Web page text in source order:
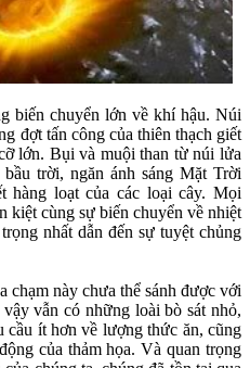
biến chuyển lớn về khí hậu. Núi
đợt tấn công của thiên thạch giết
lớn. Bụi và muội than từ núi lửa
trời, ngăn ánh sáng Mặt Trời
hàng loạt của các loại cây. Mọi
kiệt cùng sự biến chuyển về nhiệt
nhất dẫn đến sự tuyệt chủng
chạm này chưa thể sánh được với
vẫn có những loài bò sát nhỏ,
cầu ít hơn về lượng thức ăn, cũng
của thảm họa. Và quan trọng